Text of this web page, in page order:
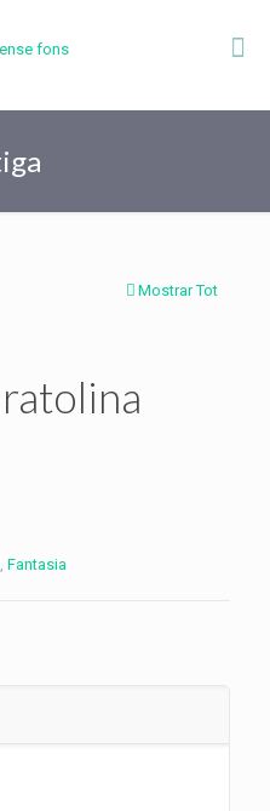
Mostrar Tot
, Fantasia